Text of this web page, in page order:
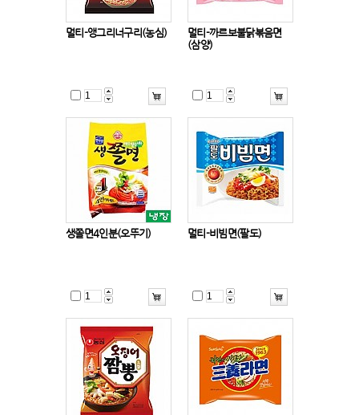
멀티-앵그리너구리(농심)
멀티-까르보불닭볶음면
(삼양)
생쫄면4인분(오뚜기) 멀티-비빔면(팔도)